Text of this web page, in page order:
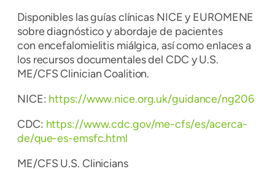
Disponibles las guías clínicas NICE y EUROMENE
sobre diagnóstico y abordaje de pacientes
con encefalomielitis miálgica, así como enlaces a
los recursos documentales del CDC y U.S.
ME/CFS Clinician Coalition.
NICE: https://www.nice.org.uk/guidance/ng206
CDC: https://www.cdc.gov/me-cfs/es/acerca-
de/que-es-emsfc.html
ME/CFS U.S. Clinicians